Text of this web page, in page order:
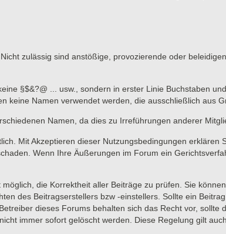
zulässig sind anstößige, provozierende oder
§$&?@ ... usw., sondern in erster Linie Buchstaben
keine Namen verwendet werden, die ausschließlich aus
Namen, da dies zu Irreführungen anderer
Mit Akzeptieren dieser Nutzungsbedingungen
Wenn Ihre Äußerungen im Forum ein
die Korrektheit aller Beiträge zu prüfen. Sie
des Beitragserstellers bzw -einstellers. Sollte ein
dieses Forums behalten sich das Recht vor,
immer sofort gelöscht werden. Diese Regelung gilt